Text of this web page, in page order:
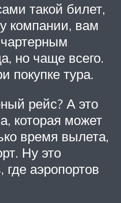
такой билет,
компании, вам
но чаще всего.
покупке тура.
рейс? А это
которая может
время вылета,
Ну это
где аэропортов